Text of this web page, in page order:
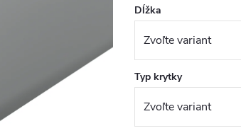
Dĺžka
Typ krytky